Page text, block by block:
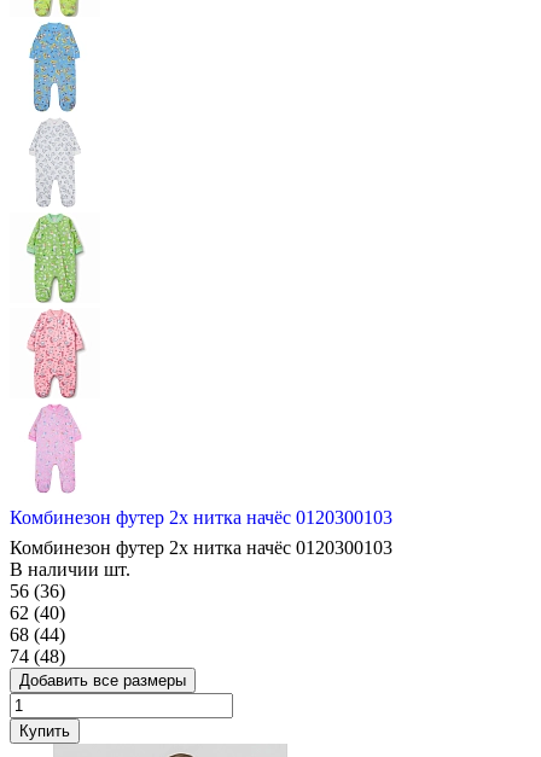
Комбинезон футер 2х нитка начёс 0120300103
Комбинезон футер 2х нитка начёс 0120300103
В наличии шт.
56 (36)
62 (40)
68 (44)
74 (48)
Добавить все размеры
Купить